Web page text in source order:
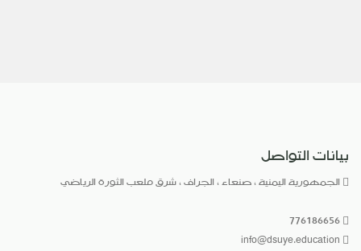
بيانات التواصل
الجمهورية اليمنية ، صنعاء ، الجراف ، شرق ملعب الثورة الرياضي